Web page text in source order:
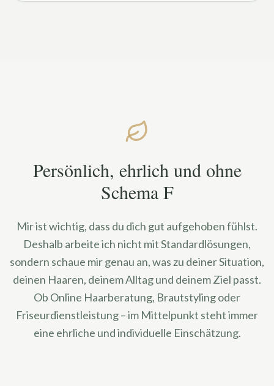
Persönlich, ehrlich und ohne
Schema F
Mir ist wichtig, dass du dich gut aufgehoben fühlst.
Deshalb arbeite ich nicht mit Standardlösungen,
sondern schaue mir genau an, was zu deiner Situation,
deinen Haaren, deinem Alltag und deinem Ziel passt.
Ob Online Haarberatung, Brautstyling oder
Friseurdienstleistung – im Mittelpunkt steht immer
eine ehrliche und individuelle Einschätzung.